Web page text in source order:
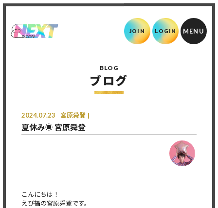
JOIN LOGIN
BLOG
ブログ
2024.07.23 宮原舜登
夏休み☀️ 宮原舜登
こんにちは！
えび福の宮原舜登です。